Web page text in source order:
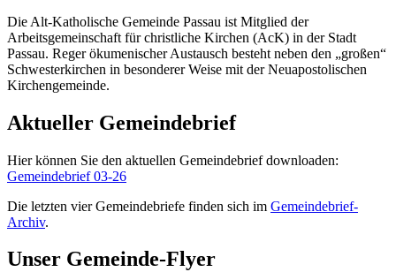
Die Alt-Katholische Gemeinde Passau ist Mitglied der
Arbeitsgemeinschaft für christliche Kirchen (AcK) in der Stadt
Passau. Reger ökumenischer Austausch besteht neben den „großen“
Schwesterkirchen in besonderer Weise mit der Neuapostolischen
Kirchengemeinde.
Aktueller Gemeindebrief
Hier können Sie den aktuellen Gemeindebrief downloaden:
Gemeindebrief 03-26
Die letzten vier Gemeindebriefe finden sich im Gemeindebrief-
Archiv.
Unser Gemeinde-Flyer